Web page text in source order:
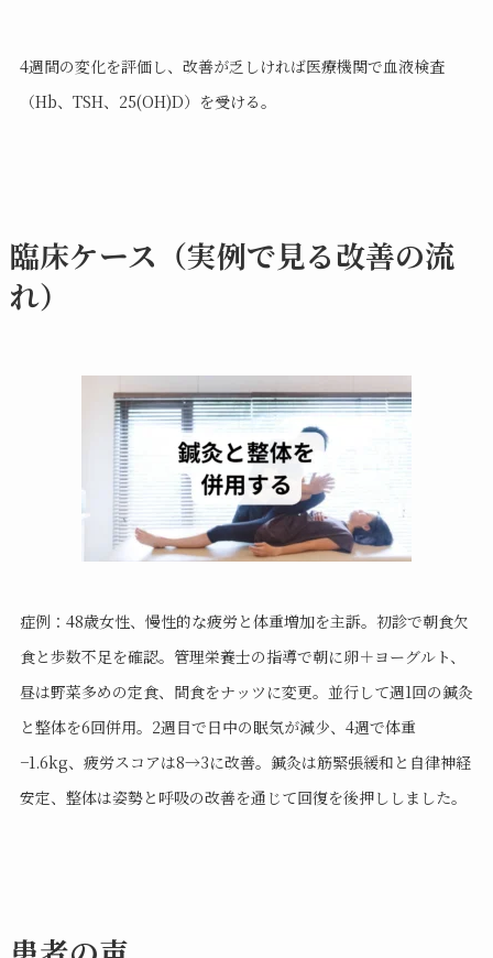
4週間の変化を評価し、改善が乏しければ医療機関で血液検査
（Hb、TSH、25(OH)D）を受ける。
臨床ケース（実例で見る改善の流
れ）
症例：48歳女性、慢性的な疲労と体重増加を主訴。初診で朝食欠
食と歩数不足を確認。管理栄養士の指導で朝に卵＋ヨーグルト、
昼は野菜多めの定食、間食をナッツに変更。並行して週1回の鍼灸
と整体を6回併用。2週目で日中の眠気が減少、4週で体重
−1.6kg、疲労スコアは8→3に改善。鍼灸は筋緊張緩和と自律神経
安定、整体は姿勢と呼吸の改善を通じて回復を後押ししました。